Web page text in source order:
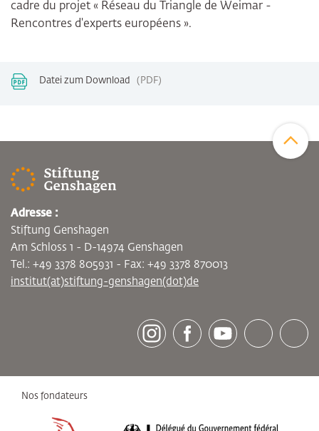
cadre du projet « Réseau du Triangle de Weimar -
Rencontres d'experts européens ».
Datei zum Download PDF
[socialLinksTitle]
Adresse :
Stiftung Genshagen
Am Schloss 1 - D-14974 Genshagen
Tel.: +49 3378 805931 - Fax: +49 3378 870013
institut(at)stiftung-genshagen(dot)de
Nos fondateurs